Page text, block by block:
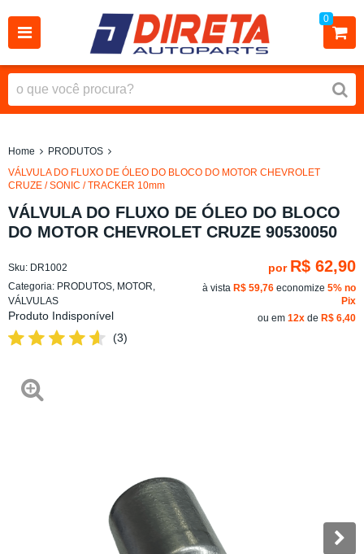
0
Home
PRODUTOS
VÁLVULA DO FLUXO DE ÓLEO DO BLOCO DO MOTOR CHEVROLET
CRUZE / SONIC / TRACKER 10mm
VÁLVULA DO FLUXO DE ÓLEO DO BLOCO
DO MOTOR CHEVROLET CRUZE 90530050
Sku: DR1002
Categoria: PRODUTOS MOTOR
VÁLVULAS
Produto Indisponível
(3)
por R$ 62,90
à vista R$ 59,76 economize 5% no
Pix
ou em 12x de R$ 6,40